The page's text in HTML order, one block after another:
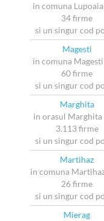
in comuna
34 firme
si un singur cod
Magesti
in comuna
60 firme
si un singur cod
Marghita
in orasul Marghita
3.113 firme
si un singur cod
Martihaz
in comuna
26 firme
si un singur cod
Mierag